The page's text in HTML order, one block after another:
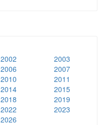
2002
2003
2006
2007
2010
2011
2014
2015
2018
2019
2022
2023
2026